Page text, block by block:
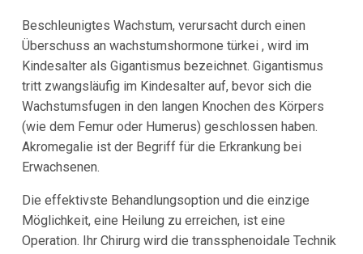
Beschleunigtes Wachstum, verursacht durch einen
Überschuss an wachstumshormone türkei , wird im
Kindesalter als Gigantismus bezeichnet. Gigantismus
tritt zwangsläufig im Kindesalter auf, bevor sich die
Wachstumsfugen in den langen Knochen des Körpers
(wie dem Femur oder Humerus) geschlossen haben.
Akromegalie ist der Begriff für die Erkrankung bei
Erwachsenen.
Die effektivste Behandlungsoption und die einzige
Möglichkeit, eine Heilung zu erreichen, ist eine
Operation. Ihr Chirurg wird die transsphenoidale Technik